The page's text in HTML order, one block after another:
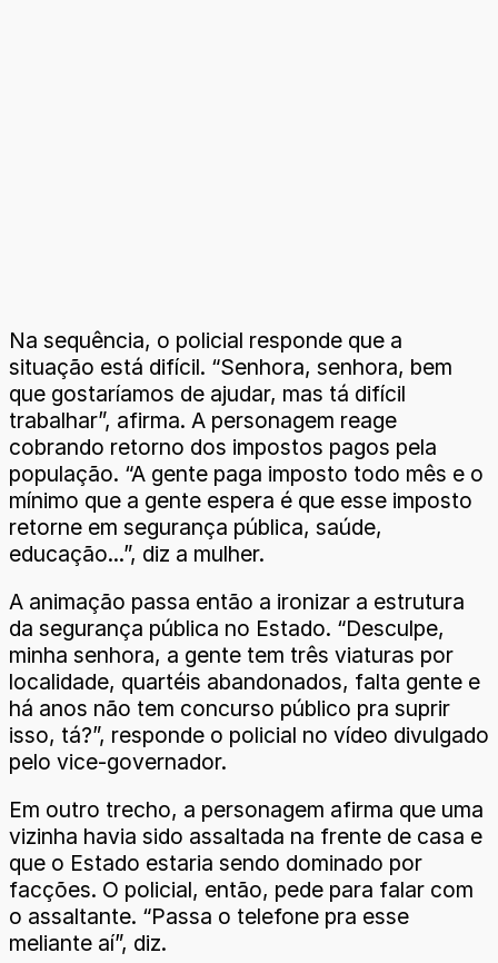
Na sequência, o policial responde que a
situação está difícil. “Senhora, senhora, bem
que gostaríamos de ajudar, mas tá difícil
trabalhar”, afirma. A personagem reage
cobrando retorno dos impostos pagos pela
população. “A gente paga imposto todo mês e o
mínimo que a gente espera é que esse imposto
retorne em segurança pública, saúde,
educação...”, diz a mulher.
A animação passa então a ironizar a estrutura
da segurança pública no Estado. “Desculpe,
minha senhora, a gente tem três viaturas por
localidade, quartéis abandonados, falta gente e
há anos não tem concurso público pra suprir
isso, tá?”, responde o policial no vídeo divulgado
pelo vice-governador.
Em outro trecho, a personagem afirma que uma
vizinha havia sido assaltada na frente de casa e
que o Estado estaria sendo dominado por
facções. O policial, então, pede para falar com
o assaltante. “Passa o telefone pra esse
meliante aí”, diz.